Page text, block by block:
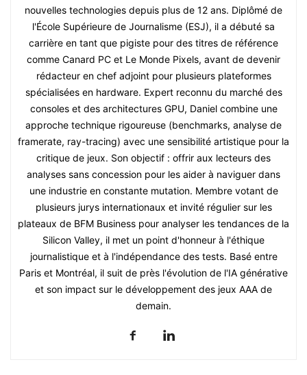
nouvelles technologies depuis plus de 12 ans. Diplômé de
l'École Supérieure de Journalisme (ESJ), il a débuté sa
carrière en tant que pigiste pour des titres de référence
comme Canard PC et Le Monde Pixels, avant de devenir
rédacteur en chef adjoint pour plusieurs plateformes
spécialisées en hardware. Expert reconnu du marché des
consoles et des architectures GPU, Daniel combine une
approche technique rigoureuse (benchmarks, analyse de
framerate, ray-tracing) avec une sensibilité artistique pour la
critique de jeux. Son objectif : offrir aux lecteurs des
analyses sans concession pour les aider à naviguer dans
une industrie en constante mutation. Membre votant de
plusieurs jurys internationaux et invité régulier sur les
plateaux de BFM Business pour analyser les tendances de la
Silicon Valley, il met un point d'honneur à l'éthique
journalistique et à l'indépendance des tests. Basé entre
Paris et Montréal, il suit de près l'évolution de l'IA générative
et son impact sur le développement des jeux AAA de
demain.